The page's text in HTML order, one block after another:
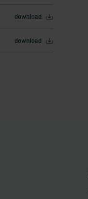
download
download